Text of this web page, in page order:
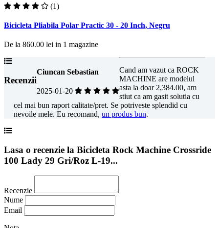
(1)
Bicicleta Pliabila Polar Practic 30 - 20 Inch, Negru
De la 860.00 lei in 1 magazine
Recenzii
Ciuncan Sebastian
2025-01-20
Cand am vazut ca ROCK
MACHINE are modelul
asta la doar 2,384.00, am
stiut ca am gasit solutia cu
cel mai bun raport calitate/pret. Se potriveste splendid cu
nevoile mele. Eu recomand, un produs bun.
Lasa o recenzie la Bicicleta Rock Machine Crossride
100 Lady 29 Gri/Roz L-19...
Recenzie
Nume
Email